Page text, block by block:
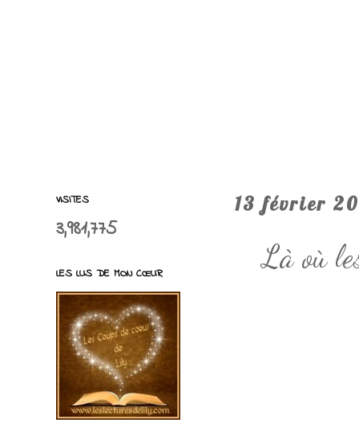
13 février
Là où
VISITES
3,981,775
LES LUS DE MON CŒUR